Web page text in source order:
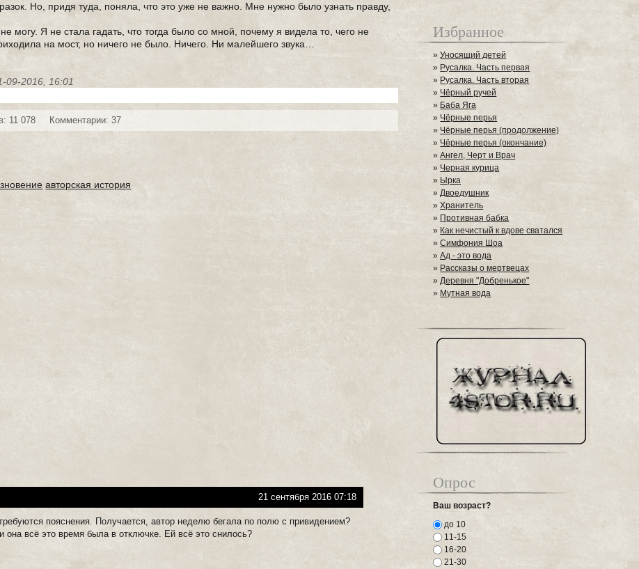
Но, придя туда, поняла, что это уже не важно. Мне нужно было узнать правду,
могу. Я не стала гадать, что тогда было со мной, почему я видела то, чего не
на мост, но ничего не было. Ничего. Ни малейшего звука…
09-2016, 16:01
11 078 Комментарии: 37
авторская история
21 сентября 2016 07:18
пояснения. Получается, автор неделю бегала по полю с привидением?
она всё это время была в отключке. Ей всё это снилось?
Избранное
»Уносящий детей
» Русалка. Часть первая
» Русалка. Часть вторая
» Чёрный ручей
» Баба Яга
»Чёрные перья
» Чёрные перья (продолжение)
» Чёрные перья (окончание)
»Ангел, Черт и Врач
» Черная курица
» Ырка
»Двоедушник
»Хранитель
» Противная бабка
» Как нечистый к вдове сватался
»Симфония Шоа
»Ад - это вода
» Рассказы о мертвецах
»Деревня "Добренькое"
» Мутная вода
Опрос
Ваш возраст?
до 10
11-15
16-20
21-30